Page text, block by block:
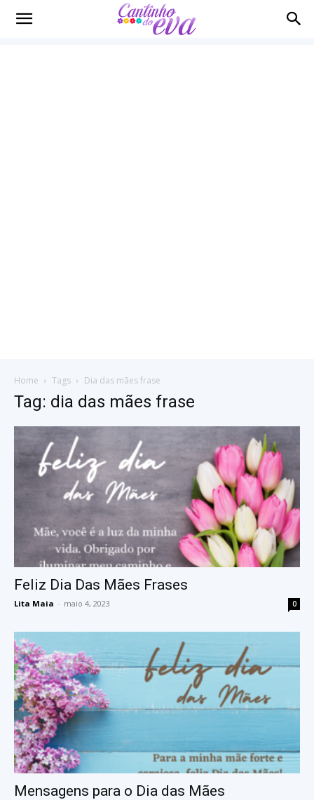
Cantinho
Home Tags Dia das mães frase
Tag: dia das mães frase
Feliz Dia Das Mães Frases
Lita Maia - maio 4, 2023 0
Mensagens para o Dia das Mães